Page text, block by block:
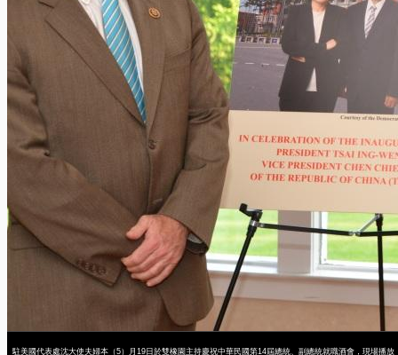
駐美國代表處沈大使夫婦本（5）月19日於雙橡園主持慶祝中華民國第14屆總統、副總統就職酒會，現場播放